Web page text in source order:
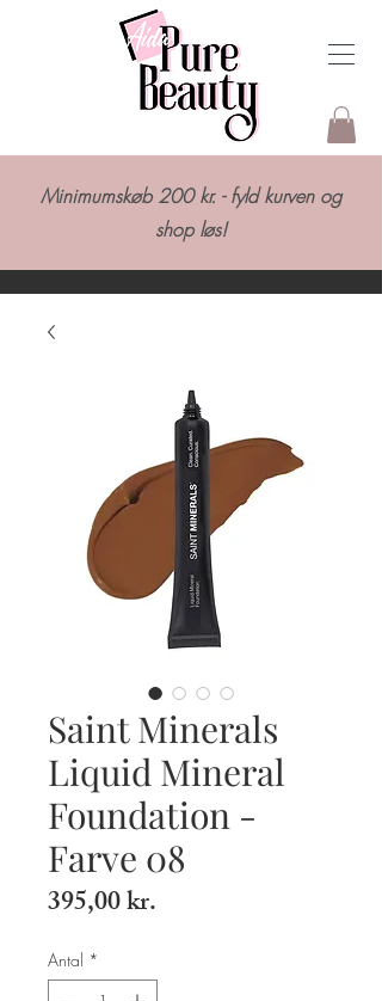
Minimumskøb 200 kr. - fyld kurven og
shop løs!
Saint Minerals
Liquid Mineral
Foundation -
Farve 08
395,00 kr.
Antal *